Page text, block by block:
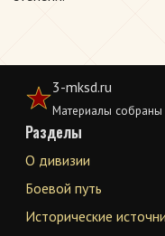
3-mksd.ru
Материалы
Разделы
О дивизии
Боевой путь
Исторические